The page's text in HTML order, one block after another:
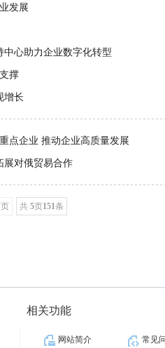
发展
中心助力企业数字化转型
撑
增长
点企业 推动企业高质量发展
展对俄贸易合作
共 5页151条
相关功能
网站简介 常见